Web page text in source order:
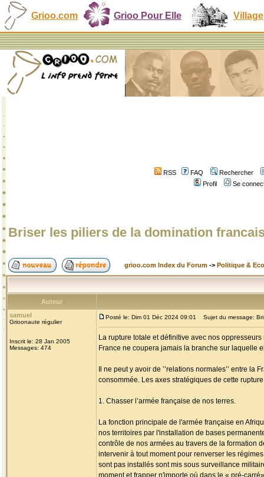
Grioo.com Grioo Pour Elle Village
RSS FAQ
Rechercher
Profil
Se
Briser les piliers de la domination
grioo.com Index du Forum -> Politique &
Auteur
samuel
Grioonaute régulier
Inscrit le: 28 Jan 2005
Messages: 474
Posté le: Dim 01 Déc 2024 09:01 Sujet du message:
La rupture totale et définitive avec nos
France ne coupera jamais la branche sur laquelle
Il ne peut y avoir de ’’relations normales’’ entre
consommée. Les axes stratégiques de cette
1. Chasser l’armée française de nos terres.
La fonction principale de l'armée française en
nos territoires par l'installation de bases
contrôle de nos armées au travers de la formation
intervenir à tout moment pour renverser les
sont pas installés sont mis sous surveillance
moment et frapper n'importe où dans le « pré-